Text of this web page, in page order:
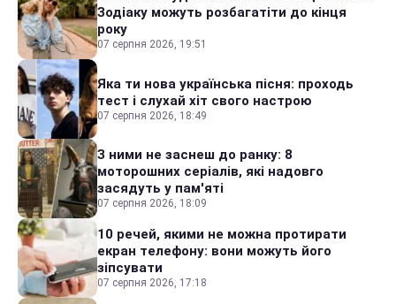
Зодіаку можуть розбагатіти до кінця
року
07 серпня 2026, 19:51
Яка ти нова українська пісня: проходь
тест і слухай хіт свого настрою
07 серпня 2026, 18:49
З ними не заснеш до ранку: 8
моторошних серіалів, які надовго
засядуть у пам'яті
07 серпня 2026, 18:09
10 речей, якими не можна протирати
екран телефону: вони можуть його
зіпсувати
07 серпня 2026, 17:18